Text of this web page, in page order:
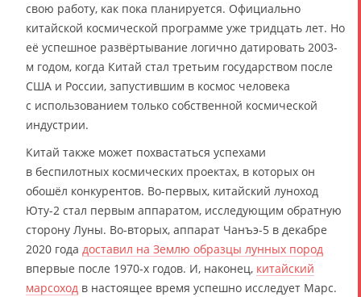
свою работу, как пока планируется. Официально
китайской космической программе уже тридцать лет. Но
её успешное развёртывание логично датировать 2003-
м годом, когда Китай стал третьим государством после
США и России, запустившим в космос человека
с использованием только собственной космической
индустрии.
Китай также может похвастаться успехами
в беспилотных космических проектах, в которых он
обошёл конкурентов. Во-первых, китайский луноход
Юту-2 стал первым аппаратом, исследующим обратную
сторону Луны. Во-вторых, аппарат Чанъэ-5 в декабре
2020 года доставил на Землю образцы лунных пород
впервые после 1970-х годов. И, наконец, китайский
марсоход в настоящее время успешно исследует Марс.